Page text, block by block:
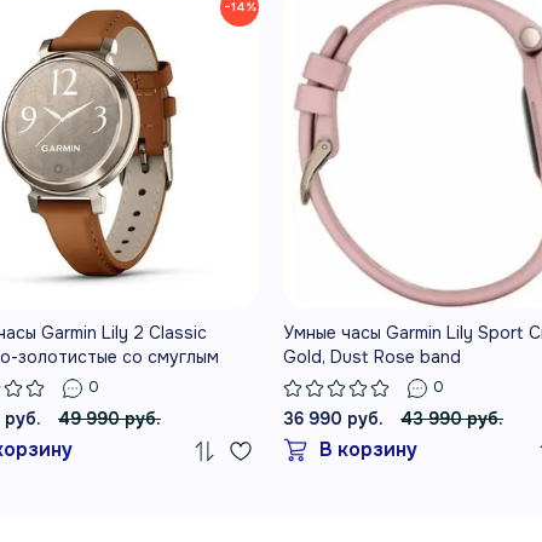
МОНИТОРИНГ АКТИВНОСТИ
И СПОРТИВНЫЕ ПРОФИЛИ
НО
Скрытый дисплей под
на изящные
помогают лучше
ВОЗМОЖНОСТИ
на каждый день
И СТИЛЬНЫЙ
−14%
Garmin Lily 2 Classic
золотистые со смуглым
ремешком
0
49 990 руб.
Умные часы Garmin Lily Sport
Gold, Dust Rose band
0
36 990 руб. 43 990 руб.
В корзину